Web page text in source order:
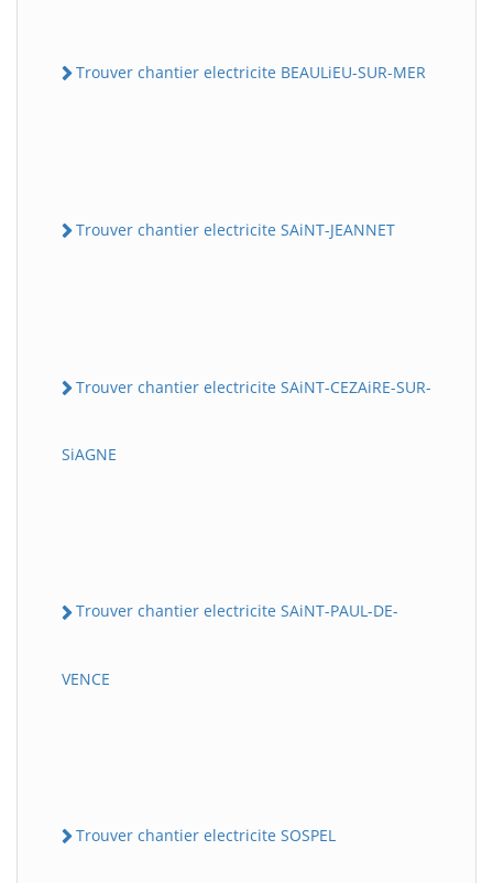
Trouver chantier electricite BEAULiEU-SUR-MER
Trouver chantier electricite SAiNT-JEANNET
Trouver chantier electricite SAiNT-CEZAiRE-SUR-
SiAGNE
Trouver chantier electricite SAiNT-PAUL-DE-
VENCE
Trouver chantier electricite SOSPEL